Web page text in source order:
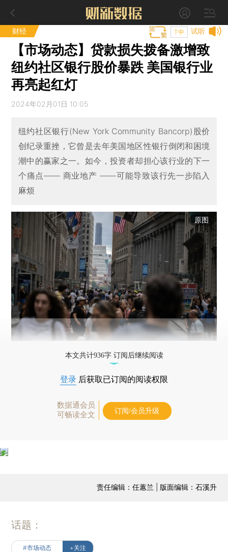
财经 试听
T中
【市场动态】贷款损失拨备激增致
纽约社区银行股价暴跌 美国银行业
再亮起红灯
2024年02月01日 10:05
纽约社区银行(New York Community Bancorp)股价
创纪录重挫，它曾是去年美国地区性银行倒闭和困境
潮中的赢家之一。如今，投资者却担心该行业的下一
个痛点—— 商业地产 ——可能导致该行先一步陷入
麻烦
原图
本文共计936字 订阅后继续阅读
登录 后获取已订阅的阅读权限
数据通会员
可畅读全文
订阅/会员升级
责任编辑：任蕙兰 | 版面编辑：石溪升
话题：
#市场动态 +关注